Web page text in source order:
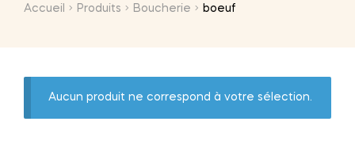
Accueil Produits Boucherie boeuf
Aucun produit ne correspond à votre sélection.